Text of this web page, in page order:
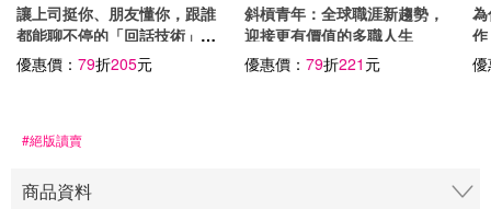
讓上司挺你、朋友懂你，跟誰
都能聊不停的「回話技術」：
談判、責罵、提案、請託，
40個讓人欲罷不能、拍手叫
優惠價： 79折205元
斜槓青年：全球職涯新趨勢，
迎接更有價值的多職人生
優惠價：79折221 元
#絕版讀賣
商品資料